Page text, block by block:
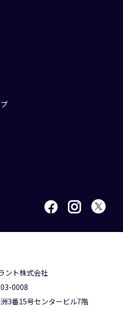
ント株式会社
0008
3番15号センタービル7階